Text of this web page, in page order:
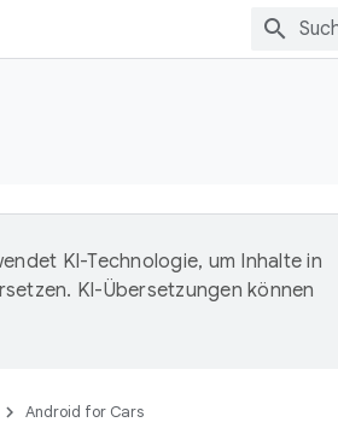
KI-Technologie, um Inhalte in
KI-Übersetzungen können
Android for Cars